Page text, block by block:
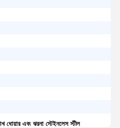
ধোয়ার এবং ঝরনা স্টেইনলেস স্টীল